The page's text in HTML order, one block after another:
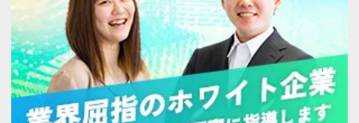
今すぐ会員登録
PC版サイトを見る